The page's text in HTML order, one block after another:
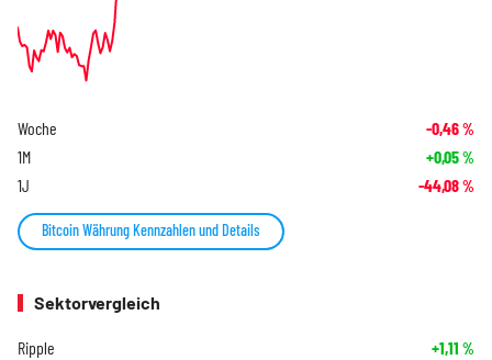
Woche -0,46%
1M +0,05%
1J -44,08%
Bitcoin Währung Kennzahlen und Details
Sektorvergleich
Ripple +1,11 %